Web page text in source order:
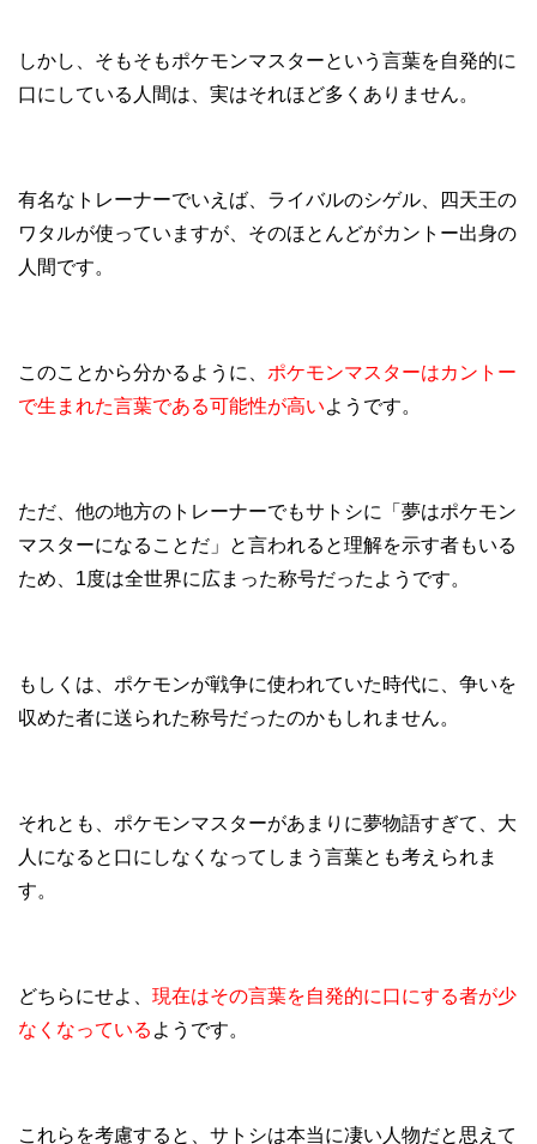
しかし、そもそもポケモンマスターという言葉を自発的に
口にしている人間は、実はそれほど多くありません。
有名なトレーナーでいえば、ライバルのシゲル、四天王の
ワタルが使っていますが、そのほとんどがカントー出身の
人間です。
このことから分かるように、 ポケモンマスターはカントー
で生まれた言葉である可能性が高いようです。
ただ、他の地方のトレーナーでもサトシに「夢はポケモン
マスターになることだ」と言われると理解を示す者もいる
ため、1度は全世界に広まった称号だったようです。
もしくは、ポケモンが戦争に使われていた時代に、争いを
収めた者に送られた称号だったのかもしれません。
それとも、ポケモンマスターがあまりに夢物語すぎて、大
人になると口にしなくなってしまう言葉とも考えられま
す。
どちらにせよ、 現在はその言葉を自発的に口にする者が少
なくなっている ようです。
これらを考慮すると、サトシは本当に凄い人物だと思えて